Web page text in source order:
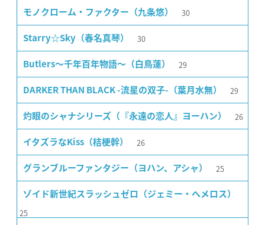
モノクローム・ファクター（九条悠） 30
Starry☆Sky（春名真琴） 30
Butlers〜千年百年物語〜（白鳥蓮） 29
DARKER THAN BLACK -流星の双子-（葉月水無） 29
灼眼のシャナシリーズ（『永遠の恋人』ヨーハン） 26
イタズラなKiss（桔梗幹） 26
グランブルーファンタジー（ヨハン、アシャ） 25
ゾイド新世紀スラッシュゼロ（ジェミー・ヘメロス）
25